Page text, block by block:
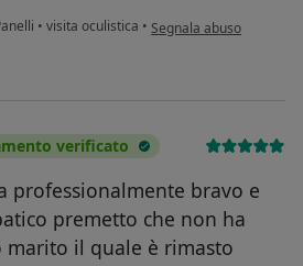
• visita oculistica • secondo l'opinione
Segnala abuso
verificato
professionalmente bravo e
premetto che non ha
il quale è rimasto